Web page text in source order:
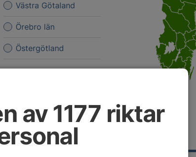
av 1177 riktar
Västra Götaland
Örebro län
Östergötland
information som gäller just din